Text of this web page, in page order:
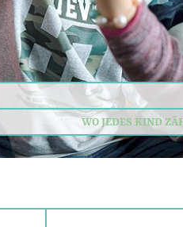
WO JEDES KIND
WO